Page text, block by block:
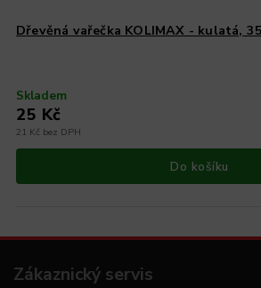
Dřevěná vařečka KOLIMAX - kulatá,
Skladem
21 Kč bez DPH
25 Kč
Do košíku
Zákaznický servis